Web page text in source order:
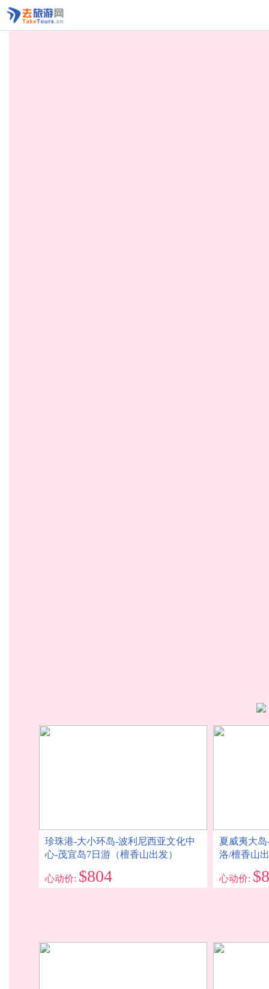
珍珠港-大小环岛-波利尼西亚文化中
心-茂宜岛7日游（檀香山出发）
心动价: $804
夏威夷大
洛/檀香山
心动价: